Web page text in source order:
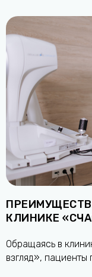
КЛИНИКЕ
Обращаясь в
взгляд»,